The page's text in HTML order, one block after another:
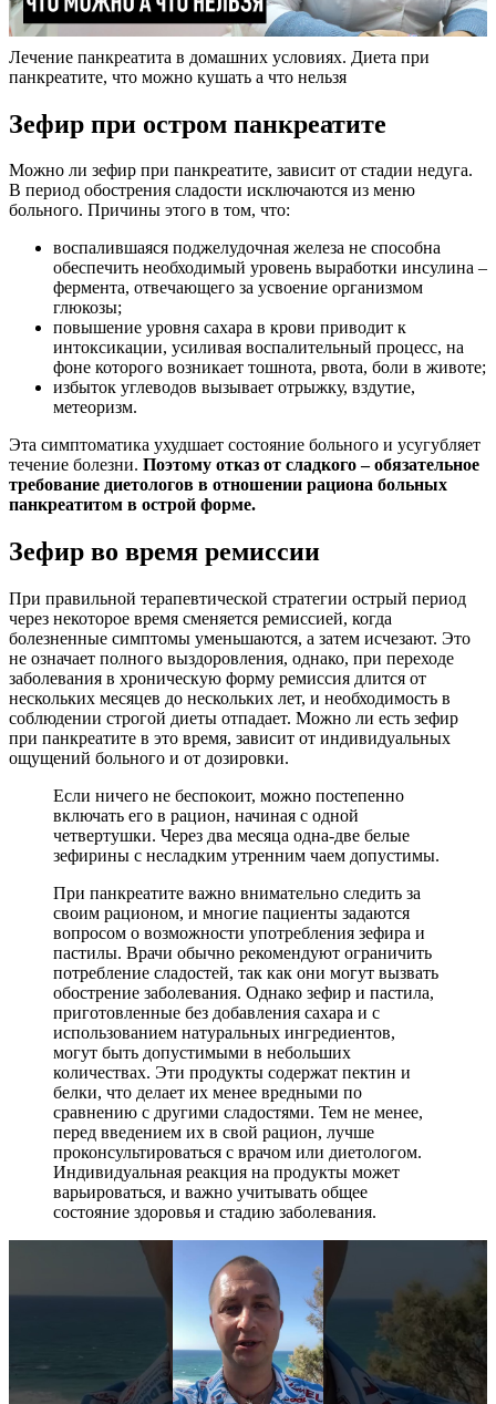
Лечение панкреатита в домашних условиях. Диета при
панкреатите, что можно кушать а что нельзя
Зефир при остром панкреатите
Можно ли зефир при панкреатите, зависит от стадии недуга.
В период обострения сладости исключаются из меню
больного. Причины этого в том, что:
воспалившаяся поджелудочная железа не способна
обеспечить необходимый уровень выработки инсулина –
фермента, отвечающего за усвоение организмом
глюкозы;
повышение уровня сахара в крови приводит к
интоксикации, усиливая воспалительный процесс, на
фоне которого возникает тошнота, рвота, боли в животе;
избыток углеводов вызывает отрыжку, вздутие,
метеоризм.
Эта симптоматика ухудшает состояние больного и усугубляет
течение болезни. Поэтому отказ от сладкого – обязательное
требование диетологов в отношении рациона больных
панкреатитом в острой форме.
Зефир во время ремиссии
При правильной терапевтической стратегии острый период
через некоторое время сменяется ремиссией, когда
болезненные симптомы уменьшаются, а затем исчезают. Это
не означает полного выздоровления, однако, при переходе
заболевания в хроническую форму ремиссия длится от
нескольких месяцев до нескольких лет, и необходимость в
соблюдении строгой диеты отпадает. Можно ли есть зефир
при панкреатите в это время, зависит от индивидуальных
ощущений больного и от дозировки.
Если ничего не беспокоит, можно постепенно
включать его в рацион, начиная с одной
четвертушки. Через два месяца одна-две белые
зефирины с несладким утренним чаем допустимы.
При панкреатите важно внимательно следить за
своим рационом, и многие пациенты задаются
вопросом о возможности употребления зефира и
пастилы. Врачи обычно рекомендуют ограничить
потребление сладостей, так как они могут вызвать
обострение заболевания. Однако зефир и пастила,
приготовленные без добавления сахара и с
использованием натуральных ингредиентов,
могут быть допустимыми в небольших
количествах. Эти продукты содержат пектин и
белки, что делает их менее вредными по
сравнению с другими сладостями. Тем не менее,
перед введением их в свой рацион, лучше
проконсультироваться с врачом или диетологом.
Индивидуальная реакция на продукты может
варьироваться, и важно учитывать общее
состояние здоровья и стадию заболевания.